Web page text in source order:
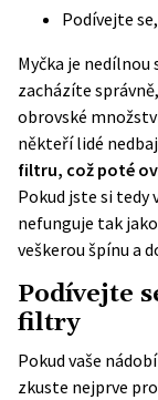
Podívejte
Myčka je nedílnou
zacházíte
obrovské
někteří lidé
filtru, což poté
Pokud jste si tedy
nefunguje tak
veškerou špínu a
Podívejte
filtry
Pokud vaše
zkuste nejprve